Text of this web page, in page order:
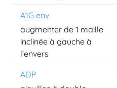
A1G env
augmenter de 1 maille
inclinée à gauche à
l'envers
ADP